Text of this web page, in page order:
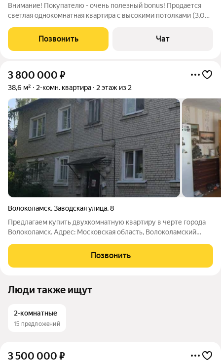
Внимание! Покупателю - очень полезный bonus! Продается
светлая однокомнатная квартира с высокими потолками (3,05
южную сторону. Обустроенный двор, детская площадка. В
шаговой доступности
Позвонить Чат
3 800 000 ₽
38,6 м² 2-комн. квартира 2 этаж из 2
Волоколамск,Заводская улица,8
Предлагаем купить двухкомнатную квартиру в черте города
Волоколамск. Адрес: Московская область, Волоколамский
Расположена на 2 этаже 2-х этажного кирпичного дома. 2 -
комнатная квартира в
Позвонить
Люди также ищут
2-комнатные
15 предложений
3 500 000 ₽